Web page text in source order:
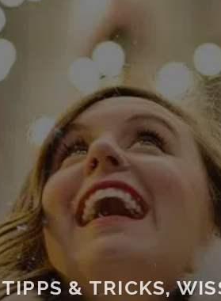
TIPPS & TRICKS,